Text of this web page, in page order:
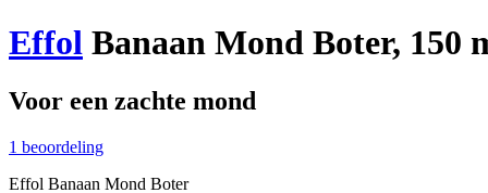
Effol Banaan Mond Boter, 150
Voor een zachte mond
1 beoordeling
Effol Banaan Mond Boter